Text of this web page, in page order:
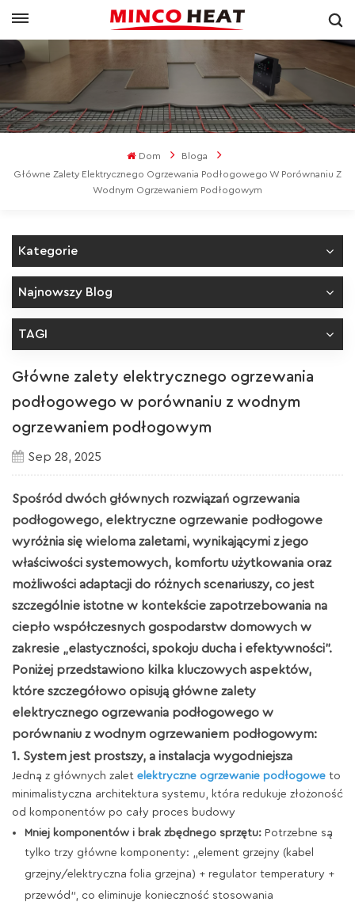
Dom
Bloga
Główne Zalety Elektrycznego Ogrzewania Podłogowego W Porównaniu Z
Wodnym Ogrzewaniem Podłogowym
Kategorie
Najnowszy Blog
TAGI
Główne zalety elektrycznego ogrzewania
podłogowego w porównaniu z wodnym
ogrzewaniem podłogowym
Sep 28, 2025
Spośród dwóch głównych rozwiązań ogrzewania
podłogowego, elektryczne ogrzewanie podłogowe
wyróżnia się wieloma zaletami, wynikającymi z jego
właściwości systemowych, komfortu użytkowania oraz
możliwości adaptacji do różnych scenariuszy, co jest
szczególnie istotne w kontekście zapotrzebowania na
ciepło współczesnych gospodarstw domowych w
zakresie „elastyczności, spokoju ducha i efektywności”.
Poniżej przedstawiono kilka kluczowych aspektów,
które szczegółowo opisują główne zalety
elektrycznego ogrzewania podłogowego w
porównaniu z wodnym ogrzewaniem podłogowym:
1. System jest prostszy, a instalacja wygodniejsza
Jedną z głównych zalet elektryczne ogrzewanie podłogowe to
minimalistyczna architektura systemu, która redukuje złożoność
od komponentów po cały proces budowy
Mniej komponentów i brak zbędnego sprzętu: Potrzebne są
tylko trzy główne komponenty: „element grzejny (kabel
grzejny/elektryczna folia grzejna) + regulator temperatury +
przewód”, co eliminuje konieczność stosowania